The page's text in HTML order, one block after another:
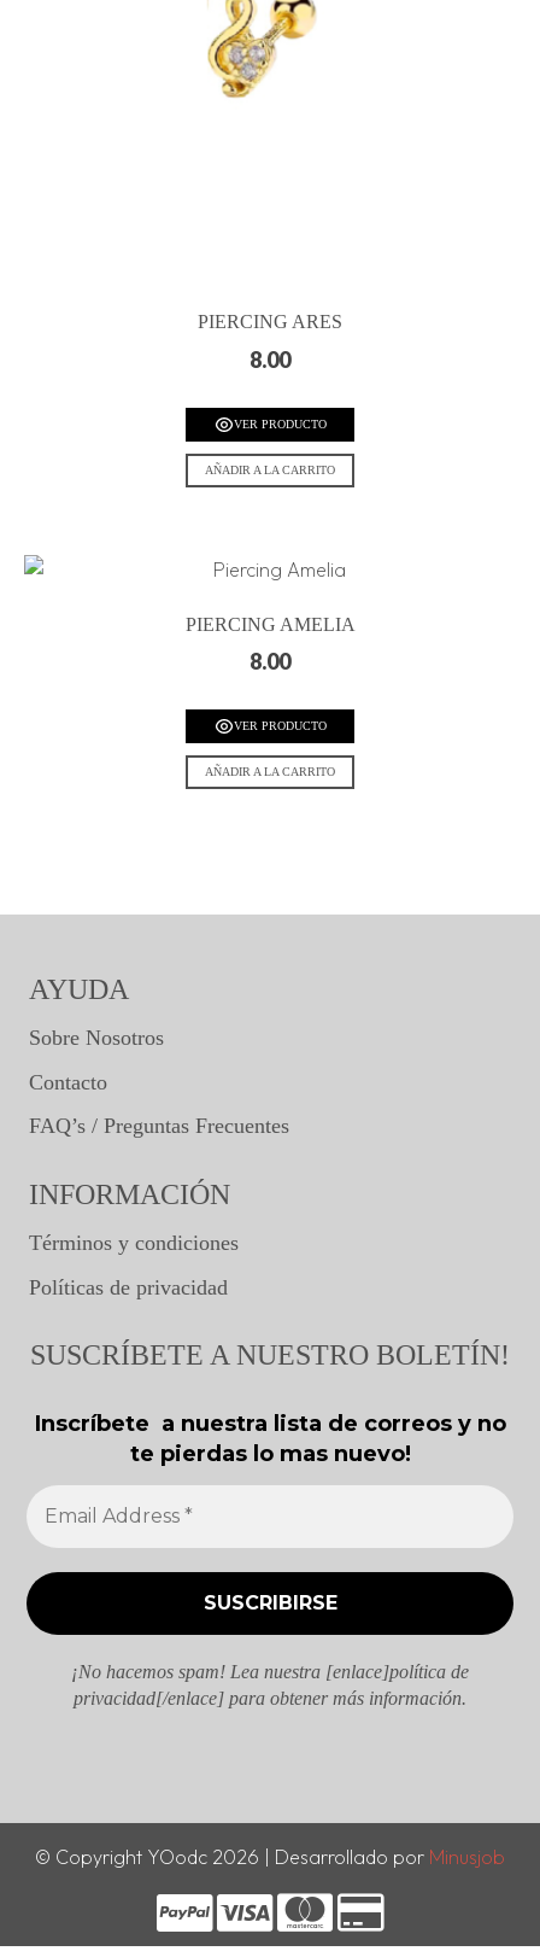
PIERCING ARES
8.00
VER PRODUCTO
AÑADIR A LA CARRITO
PIERCING AMELIA
8.00
VER PRODUCTO
AÑADIR A LA CARRITO
AYUDA
Sobre Nosotros
Contacto
FAQ’s / Preguntas Frecuentes
INFORMACIÓN
Términos y condiciones
Políticas de privacidad
SUSCRÍBETE A NUESTRO BOLETÍN!
Inscríbete a nuestra lista de correos y no
te pierdas lo mas nuevo!
¡No hacemos spam! Lea nuestra [enlace]política de
privacidad[/enlace] para obtener más información.
© Copyright YOodc 2026 | Desarrollado por Minusjob